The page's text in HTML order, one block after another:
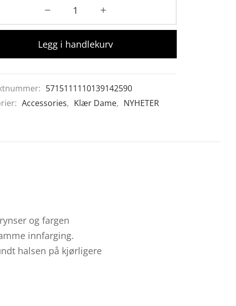
Legg i handlekurv
5715111110139142590
Accessories, Klær Dame, NYHETER
og fargen
innfarging.
halsen på kjørligere